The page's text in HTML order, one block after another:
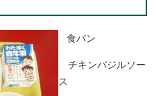
食パン
チキンバジルソー
ス